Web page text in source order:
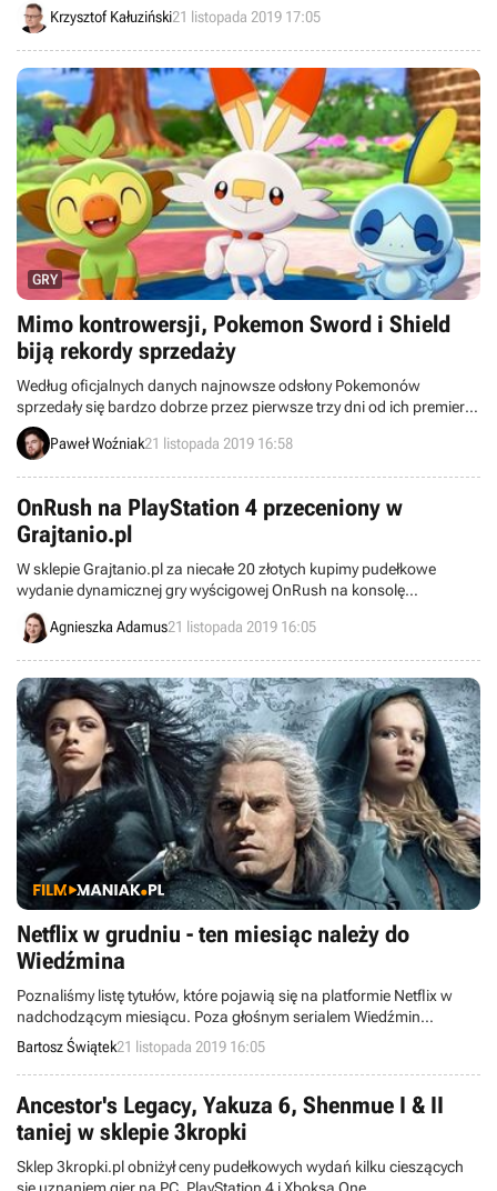
Promocja potrwa do 29 listopada - od tego dnia dodać do kolekcji
Krzysztof Kałuziński21 listopada 2019 17:05
GRY
Mimo kontrowersji, Pokemon Sword i Shield
biją rekordy sprzedaży
Według oficjalnych danych najnowsze odsłony Pokemonów
sprzedały się bardzo dobrze przez pierwsze trzy dni od ich premiery.
Produkcje stały się najszybciej rozchodzącą się pozycją w historii
konsoli Nintendo Switch, bijąc rekord sprzedaży m.in. w Japonii.
Paweł Woźniak21 listopada 2019 16:58
OnRush na PlayStation 4 przeceniony w
Grajtanio.pl
W sklepie Grajtanio.pl za niecałe 20 złotych kupimy pudełkowe
wydanie dynamicznej gry wyścigowej OnRush na konsolę
PlayStation 4.
Agnieszka Adamus21 listopada 2019 16:05
Netflix w grudniu - ten miesiąc należy do
Wiedźmina
Poznaliśmy listę tytułów, które pojawią się na platformie Netflix w
nadchodzącym miesiącu. Poza głośnym serialem Wiedźmin
otrzymamy m.in. film Dwóch papieży, horrory Ciche miejsce i
Smętarz dla zwierzaków oraz thriller 6 Underground z Ryanem
Reynoldsem, w reżyserii Michaela Baya. Nie zabraknie też produkcji
rodzinnych.
Bartosz Świątek21 listopada 2019 16:05
Ancestor's Legacy, Yakuza 6, Shenmue I & II
taniej w sklepie 3kropki
Sklep 3kropki.pl obniżył ceny pudełkowych wydań kilku cieszących